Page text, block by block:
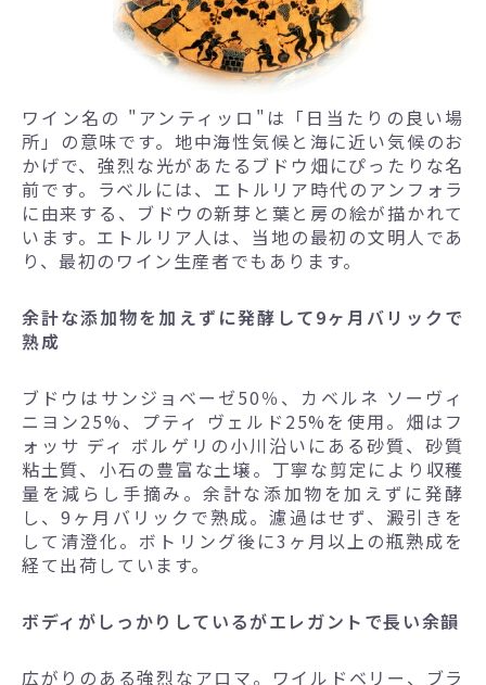
ワイン名の "アンティッロ"は「日当たりの良い場
所」の意味です。地中海性気候と海に近い気候のお
かげで、強烈な光があたるブドウ畑にぴったりな名
前です。ラベルには、エトルリア時代のアンフォラ
に由来する、ブドウの新芽と葉と房の絵が描かれて
います。エトルリア人は、当地の最初の文明人であ
り、最初のワイン生産者でもあります。
余計な添加物を加えずに発酵して9ヶ月バリックで
熟成
ブドウはサンジョベーゼ50％、カベルネ ソーヴィ
ニヨン25%、プティ ヴェルド25%を使用。畑はフ
ォッサ ディ ボルゲリの小川沿いにある砂質、砂質
粘土質、小石の豊富な土壌。丁寧な剪定により収穫
量を減らし手摘み。余計な添加物を加えずに発酵
し、9ヶ月バリックで熟成。濾過はせず、澱引きを
して清澄化。ボトリング後に3ヶ月以上の瓶熟成を
経て出荷しています。
ボディがしっかりしているがエレガントで長い余韻
広がりのある強烈なアロマ。ワイルドベリー、ブラ